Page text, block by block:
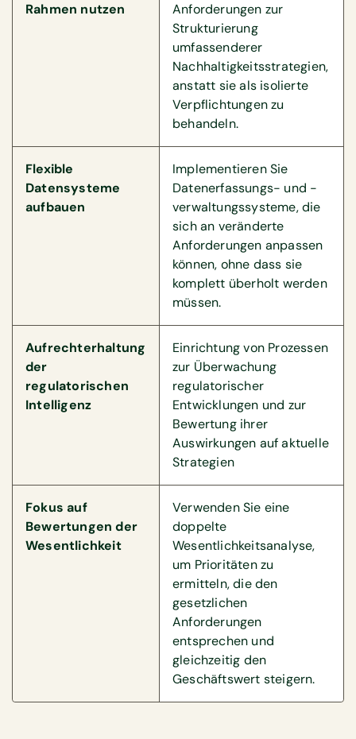
Rahmen nutzen
Anforderungen zur
Strukturierung
umfassenderer
Nachhaltigkeitsstrategien,
anstatt sie als isolierte
Verpflichtungen zu
behandeln.
Flexible
Datensysteme
aufbauen
Implementieren Sie
Datenerfassungs- und -
verwaltungssysteme, die
sich an veränderte
Anforderungen anpassen
können, ohne dass sie
komplett überholt werden
müssen.
Aufrechterhaltung
der
regulatorischen
Intelligenz
Einrichtung von Prozessen
zur Überwachung
regulatorischer
Entwicklungen und zur
Bewertung ihrer
Auswirkungen auf aktuelle
Strategien
Fokus auf
Bewertungen der
Wesentlichkeit
Verwenden Sie eine
doppelte
Wesentlichkeitsanalyse,
um Prioritäten zu
ermitteln, die den
gesetzlichen
Anforderungen
entsprechen und
gleichzeitig den
Geschäftswert steigern.